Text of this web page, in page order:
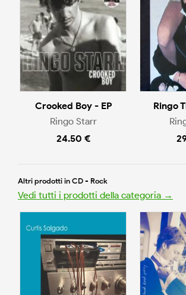
Crooked Boy - EP
Ringo Starr
24.50 €
Ringo
Altri prodotti in CD - Rock
Vedi tutti i prodotti della categoria →